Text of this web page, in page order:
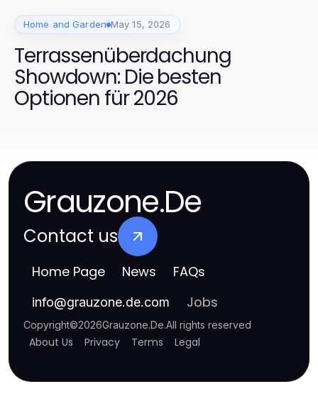
Home and Garden May 15, 2026
Terrassenüberdachung
Showdown: Die besten
Optionen für 2026
Grauzone.De
Contact us
Home Page News FAQs
info@grauzone.de.com Jobs
Copyright©2026Grauzone.De.All rights reserved
About Us Privacy Terms Legal